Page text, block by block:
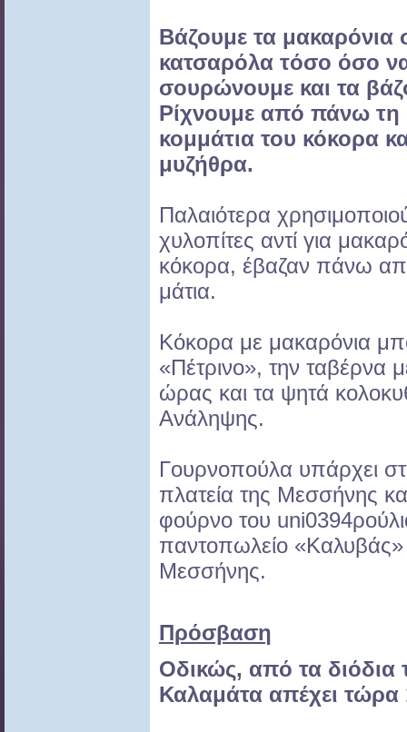
Βάζουμε τα μακαρόνια
κατσαρόλα τόσο όσο
σουρώνουμε και τα
Ρίχνουμε από πάνω τη
κομμάτια του κόκορα
μυζήθρα.
Παλαιότερα
χυλοπίτες αντί για
κόκορα, έβαζαν πάνω
μάτια.
Κόκορα με μακαρόνια
«Πέτρινο», την ταβέρνα
ώρας και τα ψητά
Ανάληψης.
Γουρνοπούλα υπάρχει
πλατεία της Μεσσήνης
φούρνο του
παντοπωλείο
Μεσσήνης.
Πρόσβαση
Οδικώς, από τα διόδια
Καλαμάτα απέχει τώρα